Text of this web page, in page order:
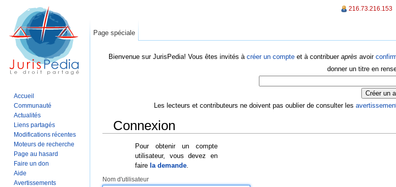
Bienvenue sur JurisPedia! Vous êtes invités à créer un compte et à contribuer après avoir
donner un titre en
Les lecteurs et contributeurs ne doivent pas oublier de consulter les
Connexion
Pour obtenir un compte
utilisateur, vous devez en
faire la demande
Nom d'utilisateur
216.73.216.153
Page spéciale
Accueil
Communauté
Actualités
Liens partagés
Modifications récentes
Moteurs de recherche
Page au hasard
Faire un don
Aide
Avertissements